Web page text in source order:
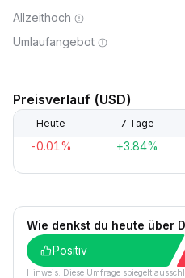
Allzeithoch
Umlaufangebot
Preisverlauf (USD)
Heute 7 Tage
-0.01% +3.84%
Wie denkst du heute über
Positiv
Hinweis: Diese Umfrage spiegelt